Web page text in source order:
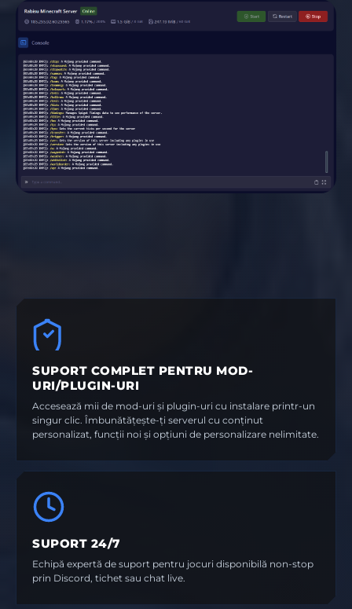
SUPORT COMPLET PENTRU MOD-
URI/PLUGIN-URI
Accesează mii de mod-uri și plugin-uri cu instalare printr-un
singur clic. Îmbunătățește-ți serverul cu conținut
personalizat, funcții noi și opțiuni de personalizare nelimitate.
SUPORT 24/7
Echipă expertă de suport pentru jocuri disponibilă non-stop
prin Discord, tichet sau chat live.